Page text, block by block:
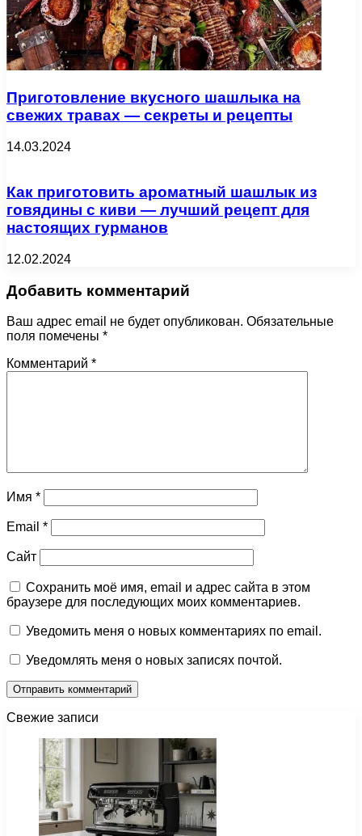
Приготовление вкусного шашлыка на
свежих травах — секреты и рецепты
14.03.2024
Как приготовить ароматный шашлык из
говядины с киви — лучший рецепт для
настоящих гурманов
12.02.2024
Добавить комментарий
Ваш адрес email не будет опубликован. Обязательные
поля помечены *
Комментарий *
Имя *
Email *
Сайт
Сохранить моё имя, email и адрес сайта в этом
браузере для последующих моих комментариев.
Уведомить меня о новых комментариях по email.
Уведомлять меня о новых записях почтой.
Свежие записи